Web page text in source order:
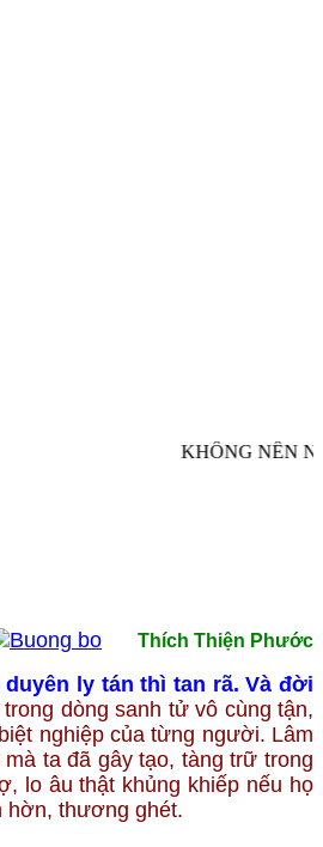
KHÔNG NÊN
Thích Thiện Phước
ly tán thì tan rã. Và đời
dòng sanh tử vô cùng tận,
nghiệp của từng người. Lâm
ta đã gây tạo, tàng trữ trong
lo âu thật khủng khiếp nếu họ
hờn, thương ghét.